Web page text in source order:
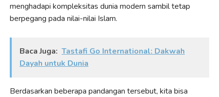
menghadapi kompleksitas dunia modern sambil tetap
berpegang pada nilai-nilai Islam.
Baca Juga: Tastafi Go International: Dakwah
Dayah untuk Dunia
Berdasarkan beberapa pandangan tersebut, kita bisa